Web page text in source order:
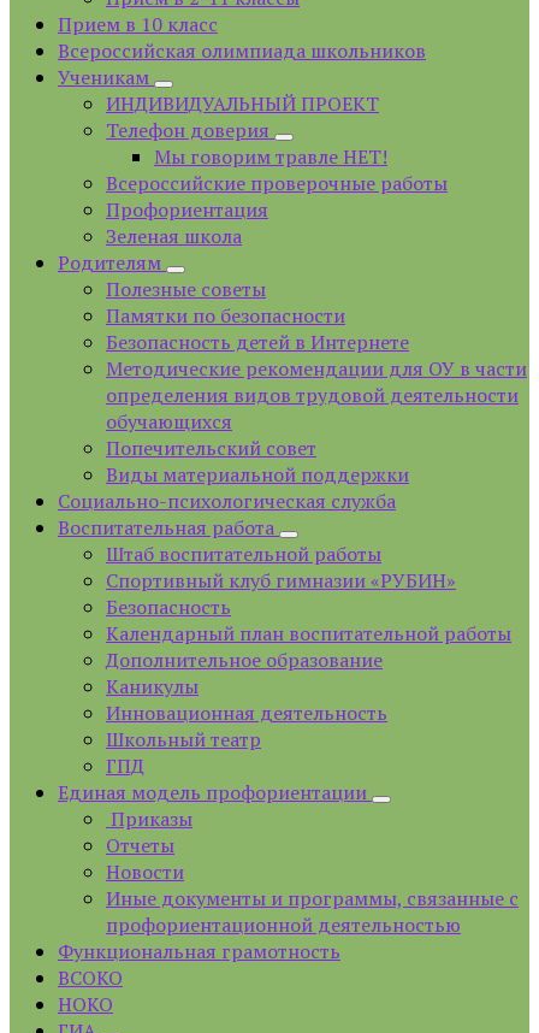
Прием в 10 класс
Всероссийская олимпиада школьников
Ученикам
ИНДИВИДУАЛЬНЫЙ ПРОЕКТ
Телефон доверия
Мы говорим травле НЕТ!
Всероссийские проверочные работы
Профориентация
Зеленая школа
Родителям
Полезные советы
Памятки по безопасности
Безопасность детей в Интернете
Методические рекомендации для ОУ в части
определения видов трудовой деятельности
обучающихся
Попечительский совет
Виды материальной поддержки
Социально-психологическая служба
Воспитательная работа
Штаб воспитательной работы
Спортивный клуб гимназии «РУБИН»
Безопасность
Календарный план воспитательной работы
Дополнительное образование
Каникулы
Инновационная деятельность
Школьный театр
ГПД
Единая модель профориентации
Приказы
Отчеты
Новости
Иные документы и программы, связанные с
профориентационной деятельностью
Функциональная грамотность
ВСОКО
НОКО